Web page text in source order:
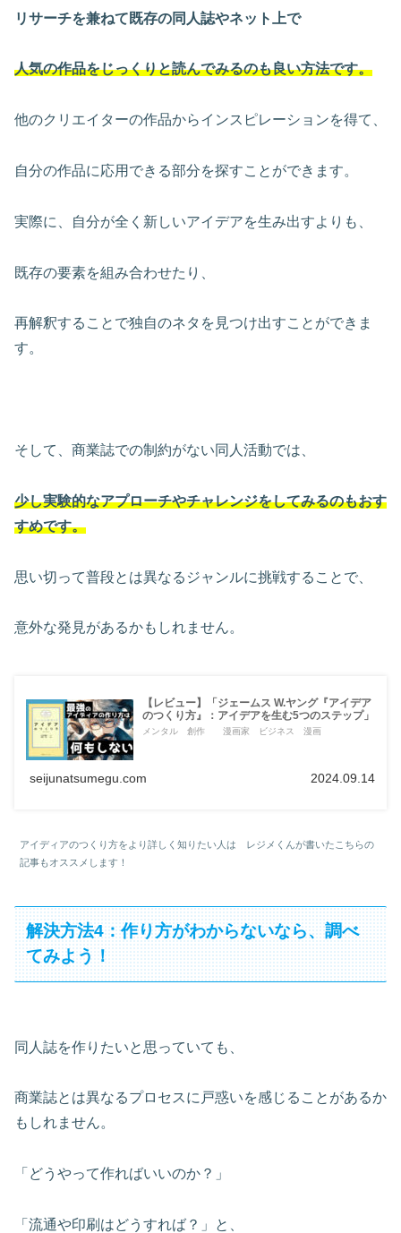
リサーチを兼ねて既存の同人誌やネット上で
人気の作品をじっくりと読んでみるのも良い方法です。
他のクリエイターの作品からインスピレーションを得て、
自分の作品に応用できる部分を探すことができます。
実際に、自分が全く新しいアイデアを生み出すよりも、
既存の要素を組み合わせたり、
再解釈することで独自のネタを見つけ出すことができま
す。
そして、商業誌での制約がない同人活動では、
少し実験的なアプローチやチャレンジをしてみるのもおす
すめです。
思い切って普段とは異なるジャンルに挑戦することで、
意外な発見があるかもしれません。
【レビュー】「ジェームス W.ヤング『アイデア
のつくり方』：アイデアを生む5つのステップ」
メンタル 創作 漫画家 ビジネス 漫画
seijunatsumegu.com 2024.09.14
アイディアのつくり方をより詳しく知りたい人は レジメくんが書いたこちらの
記事もオススメします！
解決方法4：作り方がわからないなら、調べ
てみよう！
同人誌を作りたいと思っていても、
商業誌とは異なるプロセスに戸惑いを感じることがあるか
もしれません。
「どうやって作ればいいのか？」
「流通や印刷はどうすれば？」と、